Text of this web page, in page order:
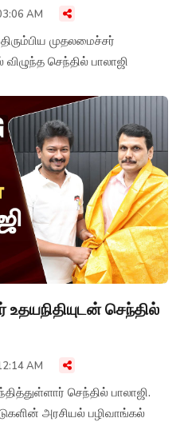
AM
முதலமைச்சர்
செந்தில் பாலாஜி
செந்தில்
AM
செந்தில் பாலாஜி.
அரசியல் பழிவாங்கல்